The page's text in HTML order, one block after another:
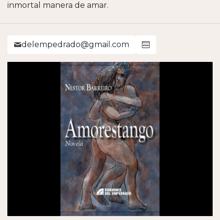
inmortal manera de amar.
delempedrado@gmail.com